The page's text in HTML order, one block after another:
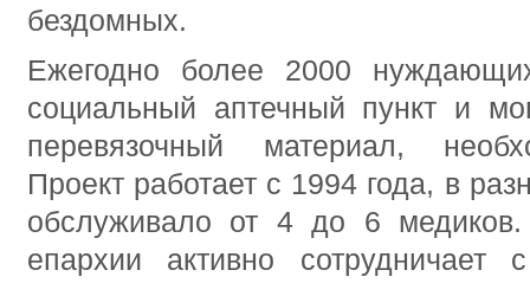
бездомных.
Ежегодно более 2000
социальный аптечный пункт и
перевязочный материал,
Проект работает с 1994 года, в
обслуживало от 4 до 6 медиков.
епархии активно